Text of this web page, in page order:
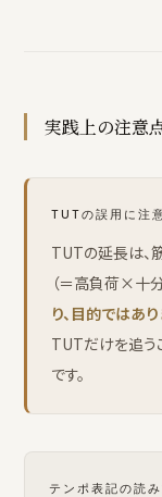
実践上の注意
TUTの誤用に注
TUTの延長は、
（＝高負荷×十
り、目的ではあ
TUTだけを追う
です。
テンポ表記の読